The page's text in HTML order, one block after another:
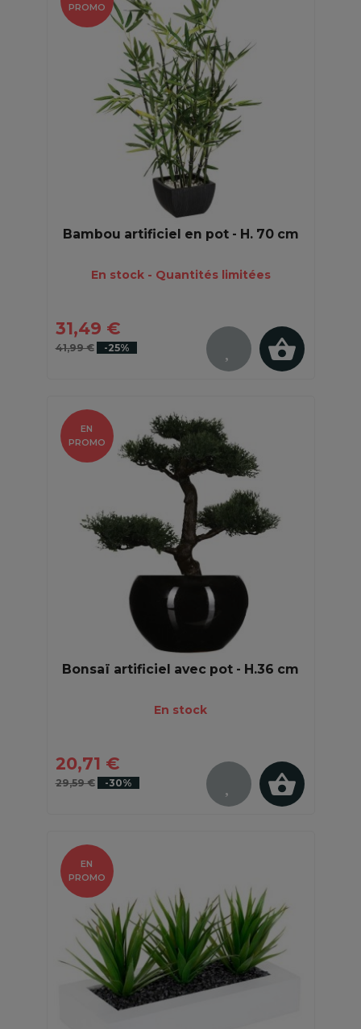
Bambou artificiel en pot - H. 70 cm
En stock - Quantités limitées
31,49 €
41,99 € -25%
PROMO
Bonsaï artificiel avec pot - H.36 cm
En stock
20,71 €
29,59 € -30%
EN
PROMO
EN
PROMO